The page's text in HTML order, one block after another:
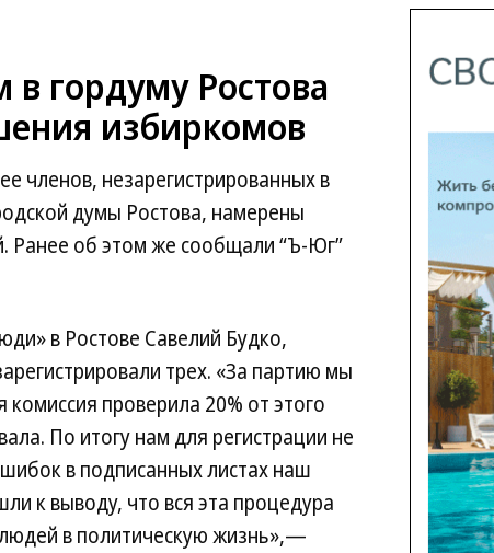
гордуму Ростова
избиркомов
членов, незарегистрированных в
думы Ростова, намерены
Ранее об этом же сообщали “Ъ-Юг”
в Ростове Савелий Будко,
трех. «За партию мы
проверила 20% от этого
По итогу нам для регистрации не
в подписанных листах наш
к выводу, что вся эта процедура
в политическую жизнь»,—